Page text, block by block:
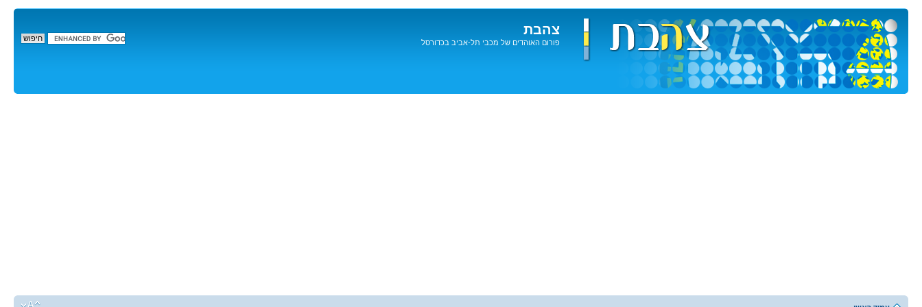
צהבת
פורום האוהדים של מכבי תל-אביב בכדורסל